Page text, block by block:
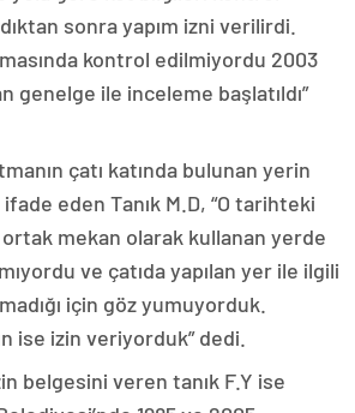
sonra yapım izni verilirdi.
kontrol edilmiyordu 2003
genelge ile inceleme başlatıldı”
çatı katında bulunan yerin
ifade eden Tanık M.D, “O tarihteki
mekan olarak kullanan yerde
ve çatıda yapılan yer ile ilgili
için göz yumuyorduk.
ise izin veriyorduk” dedi.
belgesini veren tanık F.Y ise